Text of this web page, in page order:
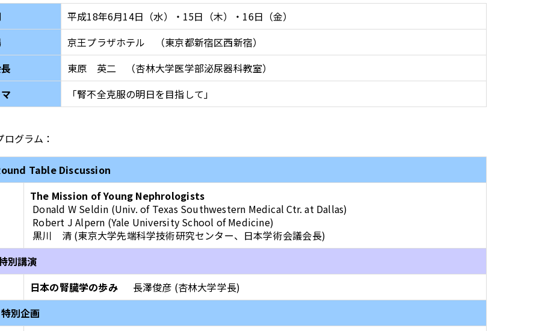
平成18年6月14日（水）・15日（木）・16日（金）
京王プラザホテル （東京都新宿区西新宿）
東原 英二 （杏林大学医学部泌尿器科教室）
「腎不全克服の明日を目指して」
ログラム：
Table Discussion
The Mission of Young Nephrologists
Donald W Seldin (Univ. of Texas Southwestern Medical Ctr. at Dallas)
Robert J Alpern (Yale University School of Medicine)
黒川 清 (東京大学先端科学技術研究センター、日本学術会議会長)
別講演
日本の腎臓学の歩み
長澤俊彦 (杏林大学学長)
別企画